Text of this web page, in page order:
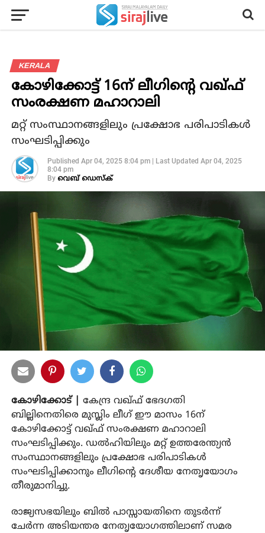
KERALA
കോഴിക്കോട്ട് 16ന് ലീഗിൻ്റെ വഖ്ഫ്
സംരക്ഷണ മഹാറാലി
മറ്റ് സംസ്ഥാനങ്ങളിലും പ്രക്ഷോഭ പരിപാടികള്‍
സംഘടിപ്പിക്കും
Published Apr 04, 2025 8:04 pm| Last Updated Apr 04, 2025
8:04 pm
By വെബ് ഡെസ്‌ക്
കോഴിക്കോട് |
കേന്ദ്ര വഖ്ഫ് ഭേദഗതി
ബില്ലിനെതിരെ മുസ്ലിം ലീഗ് ഈ മാസം 16ന്
കോഴിക്കോട്ട് വഖ്ഫ് സംരക്ഷണ മഹാറാലി
സംഘടിപ്പിക്കും. ഡല്‍ഹിയിലും മറ്റ് ഉത്തരേന്ത്യന്‍
സംസ്ഥാനങ്ങളിലും പ്രക്ഷോഭ പരിപാടികള്‍
സംഘടിപ്പിക്കാനും ലീഗിന്റെ ദേശീയ നേതൃയോഗം
തീരുമാനിച്ചു.
രാജ്യസഭയിലും ബില്‍ പാസ്സായതിനെ തുടര്‍ന്ന്
ചേര്‍ന്ന അടിയന്തര നേതൃയോഗത്തിലാണ് സമര